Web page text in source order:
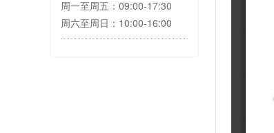
周一至周五：09:00-17:30
周六至周日：10:00-16:00